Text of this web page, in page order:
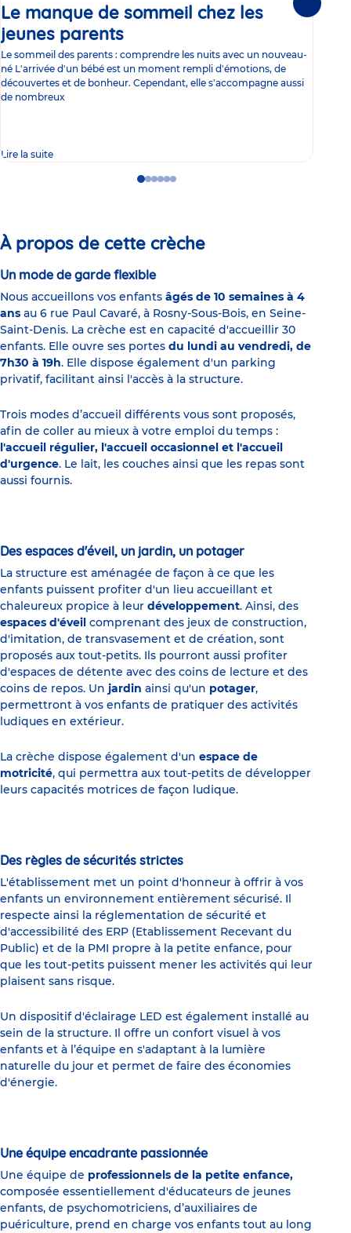
Le manque de sommeil chez les
jeunes parents
Le sommeil des parents : comprendre les nuits avec un nouveau-
né L'arrivée d'un bébé est un moment rempli d'émotions, de
découvertes et de bonheur. Cependant, elle s'accompagne aussi
de nombreux
Lire la suite
GoGoGoGo
GoGo
À propos de cette crèche
Un mode de garde flexible
Nous accueillons vos enfants âgés de 10 semaines à 4
ans au 6 rue Paul Cavaré, à Rosny-Sous-Bois, en Seine-
Saint-Denis. La crèche est en capacité d'accueillir 30
enfants. Elle ouvre ses portes du lundi au vendredi, de
7h30 à 19h. Elle dispose également d'un parking
privatif, facilitant ainsi l'accès à la structure.
Trois modes d’accueil différents vous sont proposés,
afin de coller au mieux à votre emploi du temps :
l'accueil régulier, l'accueil occasionnel et l'accueil
d'urgence. Le lait, les couches ainsi que les repas sont
aussi fournis.
Des espaces d'éveil, un jardin, un potager
La structure est aménagée de façon à ce que les
enfants puissent profiter d'un lieu accueillant et
chaleureux propice à leur développement. Ainsi, des
espaces d'éveil comprenant des jeux de construction,
d'imitation, de transvasement et de création, sont
proposés aux tout-petits. Ils pourront aussi profiter
d'espaces de détente avec des coins de lecture et des
coins de repos. Un jardin ainsi qu'un potager,
permettront à vos enfants de pratiquer des activités
ludiques en extérieur.
La crèche dispose également d'un espace de
motricité, qui permettra aux tout-petits de développer
leurs capacités motrices de façon ludique.
Des règles de sécurités strictes
L'établissement met un point d'honneur à offrir à vos
enfants un environnement entièrement sécurisé. Il
respecte ainsi la réglementation de sécurité et
d'accessibilité des ERP (Etablissement Recevant du
Public) et de la PMI propre à la petite enfance, pour
que les tout-petits puissent mener les activités qui leur
plaisent sans risque.
Un dispositif d'éclairage LED est également installé au
sein de la structure. Il offre un confort visuel à vos
enfants et à l’équipe en s'adaptant à la lumière
naturelle du jour et permet de faire des économies
d'énergie.
Une équipe encadrante passionnée
Une équipe de professionnels de la petite enfance,
composée essentiellement d'éducateurs de jeunes
enfants, de psychomotriciens, d’auxiliaires de
puériculture, prend en charge vos enfants tout au long